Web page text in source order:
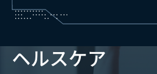
ヘルスケア